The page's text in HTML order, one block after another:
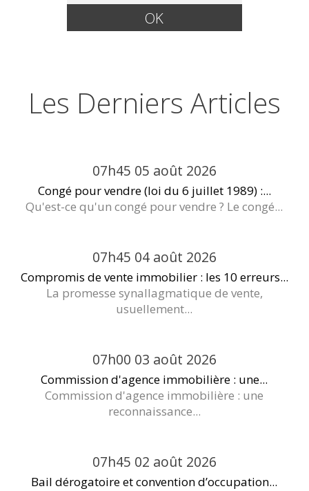
Les Derniers Articles
07h45 05 août 2026
Congé pour vendre (loi du 6 juillet 1989) :...
Qu'est-ce qu'un congé pour vendre ? Le congé...
07h45 04 août 2026
Compromis de vente immobilier : les 10 erreurs...
La promesse synallagmatique de vente,
usuellement...
07h00 03 août 2026
Commission d'agence immobilière : une...
Commission d'agence immobilière : une
reconnaissance...
07h45 02 août 2026
Bail dérogatoire et convention d’occupation...